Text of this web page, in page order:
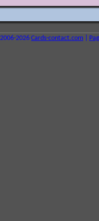
2026 Cards-contact.com|